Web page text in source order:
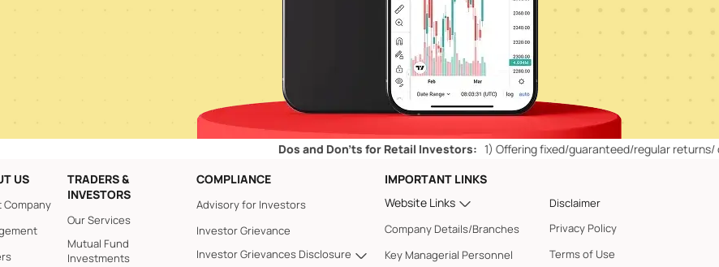
Dos and Don’ts for Retail Investors: 1)Offering fixed/guaranteed/regular returns/ capital
US
Company
TRADERS &
INVESTORS
Our Services
Mutual Fund
Investments
COMPLIANCE
Advisory for Investors
Investor Grievance
Investor Grievances Disclosure
IMPORTANT LINKS
Website Links
Company Details/Branches
Key Managerial Personnel
Disclaimer
Privacy Policy
Terms of Use